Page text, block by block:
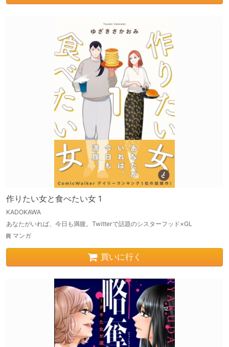
作りたい女と食べたい女 1
KADOKAWA
あなたがいれば、今日も満腹。Twitterで話題のシスターフッド×GL
マンガ
買いに行く